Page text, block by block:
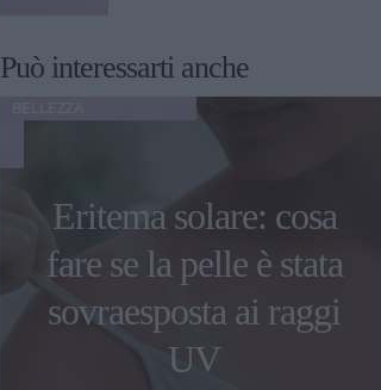
Può interessarti anche
Eritema solare: cosa
fare se la pelle è stata
sovraesposta ai raggi
UV